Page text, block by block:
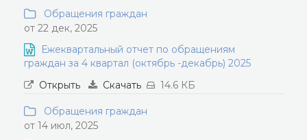
Обращения граждан
от 22 дек, 2025
Ежеквартальный отчет по обращениям
граждан за 4 квартал (октябрь -декабрь) 2025
Открыть
Скачать 14.6 КБ
Обращения граждан
от 14 июл, 2025